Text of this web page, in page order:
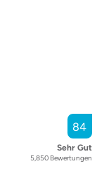
84
Sehr Gut
5,850 Bewertungen